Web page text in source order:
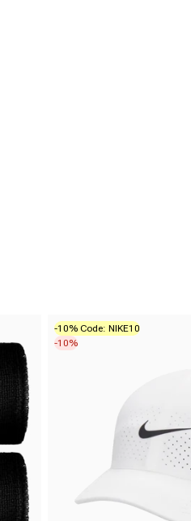
-10% Code: NIKE10
-10%